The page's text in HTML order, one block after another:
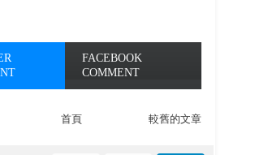
FACEBOOK
COMMENT
較舊的文章
首頁